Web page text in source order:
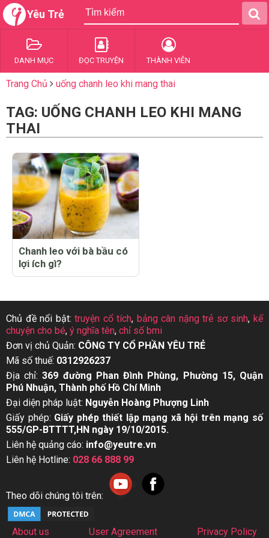
Yêu Trẻ
DANH MỤC ĐỌC TRUYỆN THÀNH VIÊN
Trang Chủ uống chanh leo khi mang thai
TAG: UỐNG CHANH LEO KHI MANG
THAI
Chanh leo với bà bầu có
lợi ích gì?
Chủ đề nổi bật:truyện cổ tích, bảng cân nặng trẻ sơ sinh,kể
chuyện cho bé, ý nghĩa tên, chỉ số bmi
Đơn vị chủ Quản: CÔNG TY CỔ PHẦN YÊU TRẺ
Mã số thuế: 0312926237
Địa chỉ:369 đường Phan Đình Phùng, Phường 15, Quận
Phú Nhuận, Thành phố Hồ Chí Minh
Đại diện pháp luật: Nguyễn Hoàng Phượng Linh
Giấy phép: Giấy phép thiết lập mạng xã hội trên mạng số
555/GP-BTTTT,HN ngày 19/10/2015.
Liên hệ quảng cáo: info@yeutre.vn
Liên hệ Hotline: 028 66 888 99
Theo dõi chúng tôi trên:
About us User Agreement
Privacy Policy